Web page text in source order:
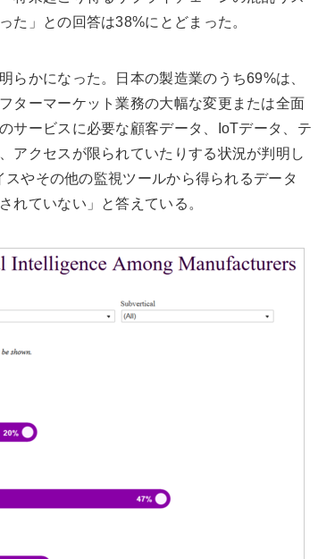
た」との回答は38%にとどまった。
かになった。日本の製造業のうち69%は、
ターマーケット業務の大幅な変更または全面
サービスに必要な顧客データ、IoTデータ、テ
アクセスが限られていたりする状況が判明し
やその他の監視ツールから得られるデータ
れていない」と答えている。